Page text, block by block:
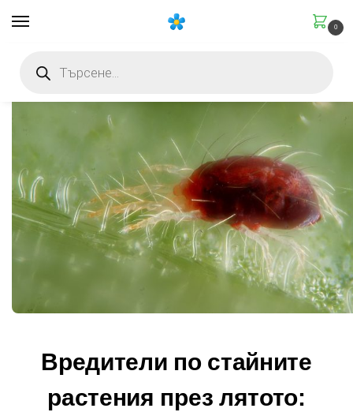
0
Вредители по стайните
растения през лятото: